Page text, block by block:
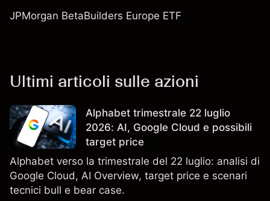
JPMorgan BetaBuilders Europe ETF
Ultimi articoli sulle azioni
Alphabet trimestrale 22 luglio
2026: AI, Google Cloud e possibili
target price
Alphabet verso la trimestrale del 22 luglio: analisi di
Google Cloud, AI Overview, target price e scenari
tecnici bull e bear case.